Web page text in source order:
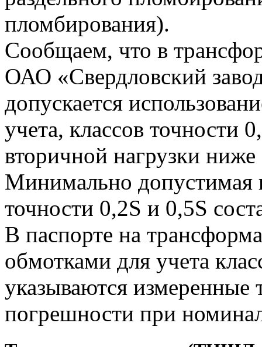
пломбирования).
Сообщаем, что в
ОАО «Свердловский
допускается
учета, классов точности
вторичной нагрузки
Минимально допустимая
точности 0,2S и 0,5S
В паспорте на
обмотками для учета
указываются измеренные
погрешности при